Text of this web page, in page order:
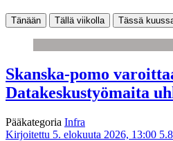
Tänään Tällä viikolla Tässä
Skanska-pomo
Datakeskustyömaita
Pääkategoria Infra
Kirjoitettu 5. elokuuta 2026, 13:00